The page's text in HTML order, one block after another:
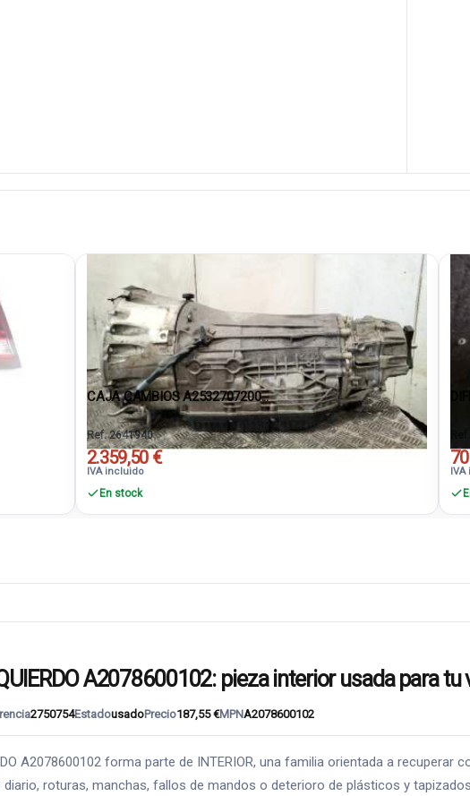
CAJA CAMBIOS A2532707200...
Ref. 2641940
2.359,50 €
IVA incluido
En stock
A2078600102: pieza interior usada para tu
2750754EstadousadoPrecio187,55 €MPNA2078600102
A2078600102 forma parte de INTERIOR, una familia orientada a
roturas, manchas, fallos de mandos o deterioro de plásticos y tapizados.